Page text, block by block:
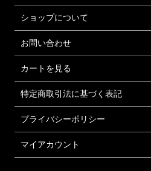
ショップについて
お問い合わせ
カートを見る
特定商取引法に基づく表記
プライバシーポリシー
マイアカウント